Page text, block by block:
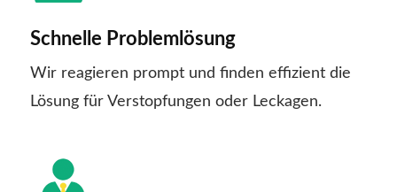
Schnelle Problemlösung
Wir reagieren prompt und finden effizient die
Lösung für Verstopfungen oder Leckagen.